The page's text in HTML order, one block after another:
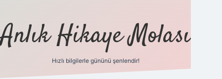
Anlık Hikaye Molası
Hızlı bilgilerle gününü şenlendir!